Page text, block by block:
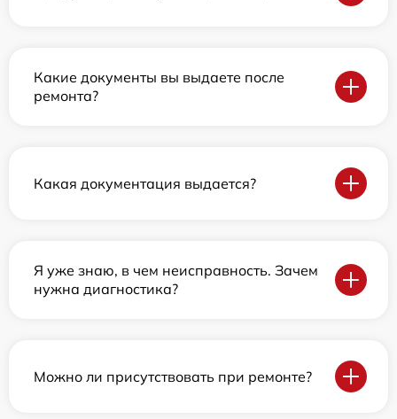
Какие документы вы выдаете после
ремонта?
Какая документация выдается?
Я уже знаю, в чем неисправность. Зачем
нужна диагностика?
Можно ли присутствовать при ремонте?